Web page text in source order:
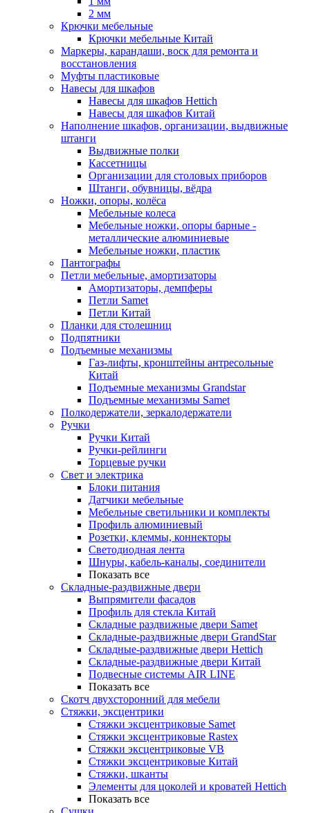
2 мм
Крючки мебельные
Крючки мебельные Китай
Маркеры, карандаши, воск для ремонта и
восстановления
Муфты пластиковые
Навесы для шкафов
Навесы для шкафов Hettich
Навесы для шкафов Китай
Наполнение шкафов, организации, выдвижные
штанги
Выдвижные полки
Кассетницы
Организации для столовых приборов
Штанги, обувницы, вёдра
Ножки, опоры, колёса
Мебельные колеса
Мебельные ножки, опоры барные -
металлические алюминиевые
Мебельные ножки, пластик
Пантографы
Петли мебельные, амортизаторы
Амортизаторы, демпферы
Петли Samet
Петли Китай
Планки для столешниц
Подпятники
Подъемные механизмы
Газ-лифты, кронштейны антресольные
Китай
Подъемные механизмы Grandstar
Подъемные механизмы Samet
Полкодержатели, зеркалодержатели
Ручки
Ручки Китай
Ручки-рейлинги
Торцевые ручки
Свет и электрика
Блоки питания
Датчики мебельные
Мебельные светильники и комплекты
Профиль алюминиевый
Розетки, клеммы, коннекторы
Светодиодная лента
Шнуры, кабель-каналы, соединители
Показать все
Складные-раздвижные двери
Выпрямители фасадов
Профиль для стекла Китай
Складные раздвижные двери Samet
Складные-раздвижные двери GrandStar
Складные-раздвижные двери Hettich
Складные-раздвижные двери Китай
Подвесные системы AIR LINE
Показать все
Скотч двухсторонний для мебели
Стяжки, эксцентрики
Cтяжки эксцентриковые Samet
Стяжки эксцентриковые Rastex
Стяжки эксцентриковые VB
Стяжки эксцентриковые Китай
Стяжки, шканты
Элементы для цоколей и кроватей Hettich
Показать все